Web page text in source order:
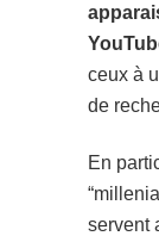
ceux à
de
En
servent